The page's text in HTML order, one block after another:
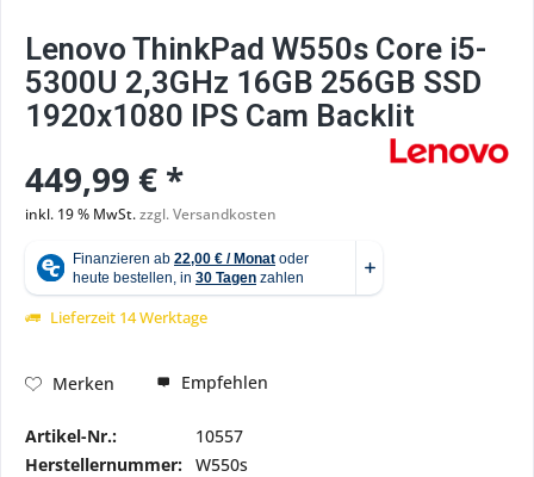
Lenovo ThinkPad W550s Core i5-
5300U 2,3GHz 16GB 256GB SSD
1920x1080 IPS Cam Backlit
449,99 € *
inkl. 19 % MwSt.zzgl. Versandkosten
Lieferzeit 14 Werktage
Merken Empfehlen
Artikel-Nr.:
10557
Herstellernummer: W550s